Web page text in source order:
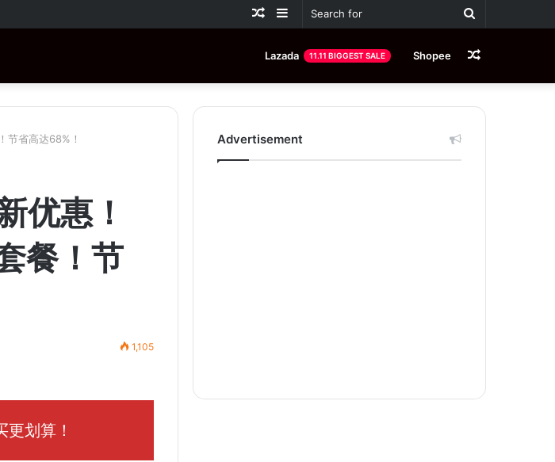
Search
Sidebar
Random
Lazada 11.11 BIGGEST SALE Shopee Random
节省高达68%！
优惠！
餐！节
1,105
划算！
Advertisement